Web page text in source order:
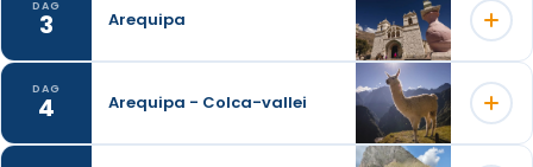
Tussen 09h15 en 09h45, recojo del hotel para iniciar
la visita de la ciudad: panoramisch uitzicht op de
“Pucllana Pyramid”, een prachtig ceremonieel en
archeologisch centrum gebouwd in de 4e eeuw na
DAG
3 Arequipa
Morgen gratis.
In de namiddag, stadstour: Bezoek de wijk Chilina om
DAG
4 Arequipa - Colca-vallei